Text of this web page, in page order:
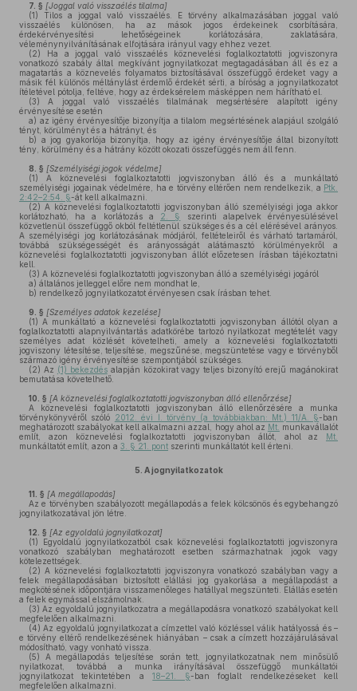
7. § [Joggal való visszaélés tilalma]
(1) Tilos a joggal való visszaélés. E törvény alkalmazásában joggal való
visszaélés különösen, ha az mások jogos érdekeinek csorbítására,
érdekérvényesítési lehetőségeinek korlátozására, zaklatására,
véleménynyilvánításának elfojtására irányul vagy ehhez vezet.
(2) Ha a joggal való visszaélés köznevelési foglalkoztatotti jogviszonyra
vonatkozó szabály által megkívánt jognyilatkozat megtagadásában áll és ez a
magatartás a köznevelés folyamatos biztosításával összefüggő érdeket vagy a
másik fél különös méltánylást érdemlő érdekét sérti, a bíróság a jognyilatkozatot
ítéletével pótolja, feltéve, hogy az érdeksérelem másképpen nem hárítható el.
(3) A joggal való visszaélés tilalmának megsértésére alapított igény
érvényesítése esetén
a) az igény érvényesítője bizonyítja a tilalom megsértésének alapjául szolgáló
tényt, körülményt és a hátrányt, és
b) a jog gyakorlója bizonyítja, hogy az igény érvényesítője által bizonyított
tény, körülmény és a hátrány között okozati összefüggés nem áll fenn.
8. § [Személyiségi jogok védelme]
(1) A köznevelési foglalkoztatotti jogviszonyban álló és a munkáltató
személyiségi jogainak védelmére, ha e törvény eltérően nem rendelkezik, a Ptk.
2:42–2:54. §-át kell alkalmazni.
(2) A köznevelési foglalkoztatotti jogviszonyban álló személyiségi joga akkor
korlátozható, ha a korlátozás a 2. §
szerinti alapelvek érvényesülésével
közvetlenül összefüggő okból feltétlenül szükséges és a cél elérésével arányos.
A személyiségi jog korlátozásának módjáról, feltételeiről és várható tartamáról,
továbbá szükségességét és arányosságát alátámasztó körülményekről a
köznevelési foglalkoztatotti jogviszonyban állót előzetesen írásban tájékoztatni
kell.
(3) A köznevelési foglalkoztatotti jogviszonyban álló a személyiségi jogáról
a) általános jelleggel előre nem mondhat le,
b) rendelkező jognyilatkozatot érvényesen csak írásban tehet.
9. § [Személyes adatok kezelése]
(1) A munkáltató a köznevelési foglalkoztatotti jogviszonyban állótól olyan a
foglalkoztatotti alapnyilvántartás adatkörébe tartozó nyilatkozat megtételét vagy
személyes adat közlését követelheti, amely a köznevelési foglalkoztatotti
jogviszony létesítése, teljesítése, megszűnése, megszüntetése vagy e törvényből
származó igény érvényesítése szempontjából szükséges.
(2) Az (1) bekezdésalapján közokirat vagy teljes bizonyító erejű magánokirat
bemutatása követelhető.
10. § [A köznevelési foglalkoztatotti jogviszonyban álló ellenőrzése]
A köznevelési foglalkoztatotti jogviszonyban álló ellenőrzésére a munka
törvénykönyvéről szóló 2012. évi I. törvény (a továbbiakban: Mt.) 11/A. §-ban
meghatározott szabályokat kell alkalmazni azzal, hogy ahol az Mt. munkavállalót
említ, azon köznevelési foglalkoztatotti jogviszonyban állót, ahol az Mt.
munkáltatót említ, azon a 3. § 21. pont szerinti munkáltatót kell érteni.
5. A jognyilatkozatok
11. § [A megállapodás]
Az e törvényben szabályozott megállapodás a felek kölcsönös és egybehangzó
jognyilatkozatával jön létre.
12. § [Az egyoldalú jognyilatkozat]
(1) Egyoldalú jognyilatkozatból csak köznevelési foglalkoztatotti jogviszonyra
vonatkozó szabályban meghatározott esetben származhatnak jogok vagy
kötelezettségek.
(2) A köznevelési foglalkoztatotti jogviszonyra vonatkozó szabályban vagy a
felek megállapodásában biztosított elállási jog gyakorlása a megállapodást a
megkötésének időpontjára visszamenőleges hatállyal megszünteti. Elállás esetén
a felek egymással elszámolnak.
(3) Az egyoldalú jognyilatkozatra a megállapodásra vonatkozó szabályokat kell
megfelelően alkalmazni.
(4) Az egyoldalú jognyilatkozat a címzettel való közléssel válik hatályossá és –
e törvény eltérő rendelkezésének hiányában – csak a címzett hozzájárulásával
módosítható, vagy vonható vissza.
(5) A megállapodás teljesítése során tett, jognyilatkozatnak nem minősülő
nyilatkozat, továbbá a munka irányításával összefüggő munkáltatói
jognyilatkozat tekintetében a18–21. §-ban foglalt rendelkezéseket kell
megfelelően alkalmazni.